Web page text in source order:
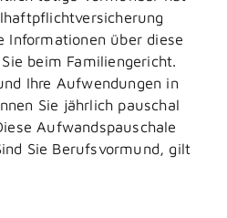
Informationen über diese
beim Familiengericht.
Ihre Aufwendungen in
Sie jährlich pauschal
Aufwandspauschale
Sie Berufsvormund, gilt